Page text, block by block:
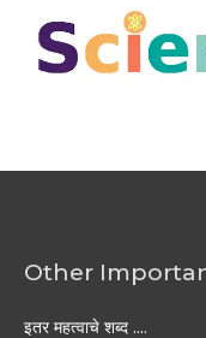
Other
इतर महत्वाचे शब्द ....